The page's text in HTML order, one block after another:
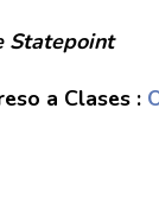
Statepoint
a Clases :